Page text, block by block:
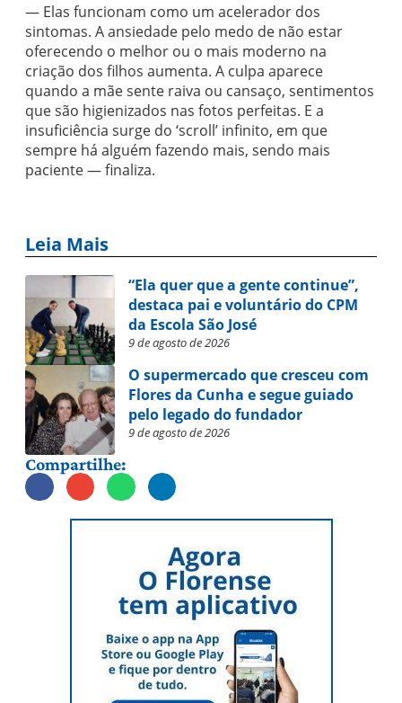
— Elas funcionam como um acelerador dos
sintomas. A ansiedade pelo medo de não estar
oferecendo o melhor ou o mais moderno na
criação dos filhos aumenta. A culpa aparece
quando a mãe sente raiva ou cansaço, sentimentos
que são higienizados nas fotos perfeitas. E a
insuficiência surge do ‘scroll’ infinito, em que
sempre há alguém fazendo mais, sendo mais
paciente — finaliza.
Leia Mais
“Ela quer que a gente continue”,
destaca pai e voluntário do CPM
da Escola São José
9 de agosto de 2026
O supermercado que cresceu com
Flores da Cunha e segue guiado
pelo legado do fundador
9 de agosto de 2026
Compartilhe: